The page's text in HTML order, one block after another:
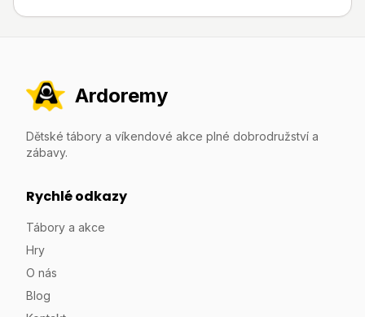
Ardoremy
Dětské tábory a víkendové akce plné dobrodružství a
zábavy.
Rychlé odkazy
Tábory a akce
Hry
O nás
Blog